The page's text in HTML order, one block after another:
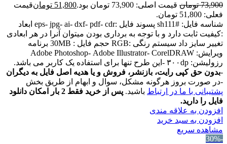
73,900 تومان قیمت اصلی: 73,900 تومان بود. 51,800 تومانقیمت
فعلی: 51,800 تومان.
شناسه فایل: #sh111 پسوند فایل :eps- jpg- ai- dxf- pdf- cdr ابعاد
:کیفیت ثابت دارد و با توجه به برداری بودن میتوان آنرا در هر ابعادی
تغییر سایز داد سیستم رنگی :RGB حجم فایل : 30MB برنامه
ویرایش: Adobe Photoshop- Adobe Illustrator- CorelDRAW
رزولیشن: ۳۰۰dp -این طرح تنها برای استفاده یک کاربر می باشد.
-بدون حق کپی رایت، بازنشر، فروش و یا هدیه اصل فایل به دیگران
-در صورت بروز هرگونه مشکل، سوال و ابهام از طریق بخش
پشتیبانی با ما در ارتباط باشید.
پس از خرید فقط 2 بار امکان دانلود
فایل را دارید.
افزودن به علاقه مندی
افزودن به سبد خرید
مشاهده سریع
-30%